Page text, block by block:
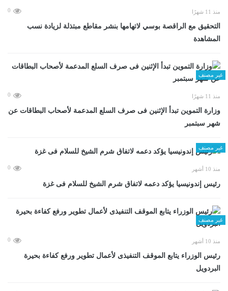
منذ 11 شهرًا 0
التحقيق مع الراقصة بوسي لاتهامها بنشر مقاطع مبتذلة لزيادة نسب
المشاهدة
غير مصنف
منذ 11 شهرًا 0
وزارة التموين تبدأ الإثنين فى صرف السلع المدعمة لأصحاب البطاقات عن
شهر سبتمبر
غير مصنف
منذ 10 أشهر 0
رئيس إندونيسيا يؤكد دعمه لاتفاق شرم الشيخ للسلام فى غزة
غير مصنف
منذ 10 أشهر 0
رئيس الوزراء يتابع الموقف التنفيذى لأعمال تطوير ورفع كفاءة بحيرة
البردويل